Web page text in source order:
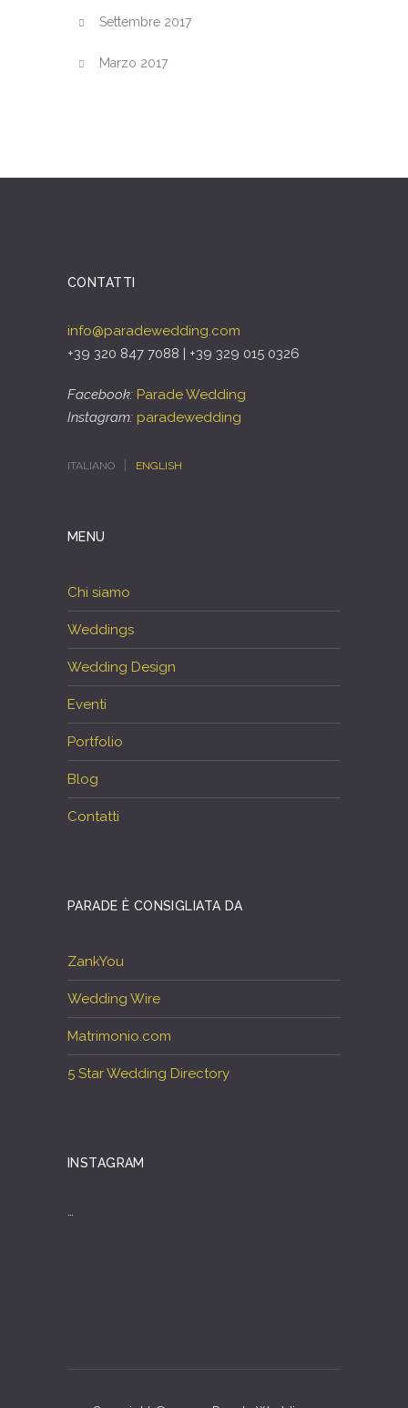
Settembre 2017
Marzo 2017
CONTATTI
info@paradewedding.com
+39 320 847 7088 | +39 329 015 0326
Facebook: Parade Wedding
Instagram: paradewedding
ITALIANO ENGLISH
MENU
Chi siamo
Weddings
Wedding Design
Eventi
Portfolio
Blog
Contatti
PARADE È CONSIGLIATA DA
ZankYou
Wedding Wire
Matrimonio.com
5 Star Wedding Directory
INSTAGRAM
…